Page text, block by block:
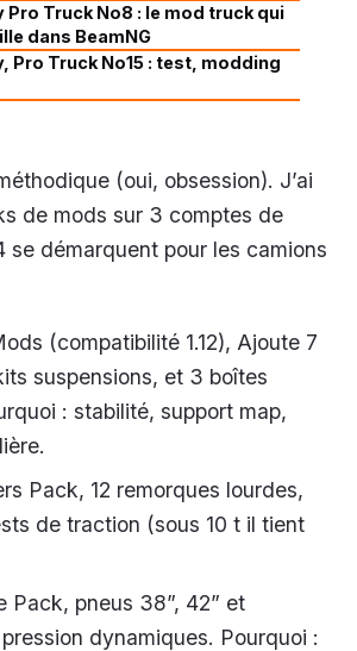
Pro Truck No8 : le mod truck qui
dans BeamNG
Pro Truck No15 : test, modding
(oui, obsession). J’ai
de mods sur 3 comptes de
se démarquent pour les camions
(compatibilité 1.12), Ajoute 7
suspensions, et 3 boîtes
: stabilité, support map,
Pack, 12 remorques lourdes,
de traction (sous 10 t il tient
Pack, pneus 38”, 42” et
dynamiques. Pourquoi :